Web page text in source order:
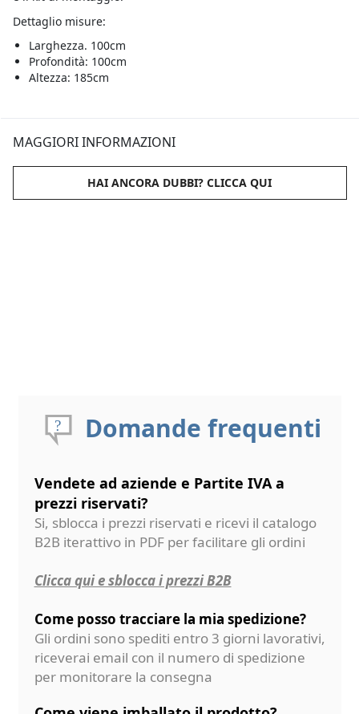
Dettaglio misure:
Larghezza. 100cm
Profondità: 100cm
Altezza: 185cm
MAGGIORI INFORMAZIONI
HAI ANCORA DUBBI? CLICCA QUI
Domande frequenti
Vendete ad aziende e Partite IVA a
prezzi riservati?
Si, sblocca i prezzi riservati e ricevi il catalogo
B2B iterattivo in PDF per facilitare gli ordini
Clicca qui e sblocca i prezzi B2B
Come posso tracciare la mia spedizione?
Gli ordini sono spediti entro 3 giorni lavorativi,
riceverai email con il numero di spedizione
per monitorare la consegna